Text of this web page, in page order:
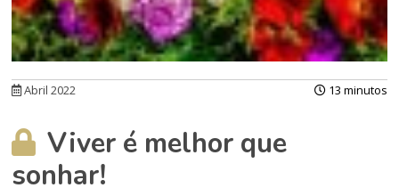
Abril 2022 13 minutos
Viver é melhor que
sonhar!